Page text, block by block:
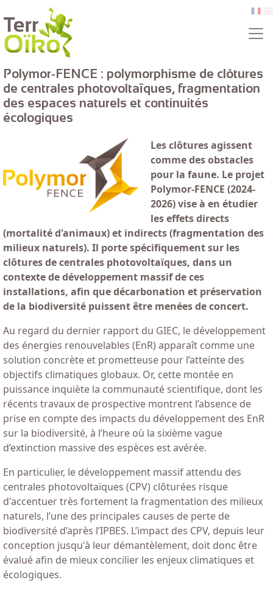
Aller au contenu principal fr
Polymor-FENCE : polymorphisme de clôtures
de centrales photovoltaïques, fragmentation
des espaces naturels et continuités
écologiques
Les clôtures agissent
comme des obstacles
pour la faune. Le projet
Polymor-FENCE (2024-
2026) vise à en étudier
les effets directs
(mortalité d'animaux) et indirects (fragmentation des
milieux naturels). Il porte spécifiquement sur les
clôtures de centrales photovoltaïques, dans un
contexte de développement massif de ces
installations, afin que décarbonation et préservation
de la biodiversité puissent être menées de concert.
Au regard du dernier rapport du GIEC, le développement
des énergies renouvelables (EnR) apparaît comme une
solution concrète et prometteuse pour l’atteinte des
objectifs climatiques globaux. Or, cette montée en
puissance inquiète la communauté scientifique, dont les
récents travaux de prospective montrent l’absence de
prise en compte des impacts du développement des EnR
sur la biodiversité, à l’heure où la sixième vague
d’extinction massive des espèces est avérée.
En particulier, le développement massif attendu des
centrales photovoltaïques (CPV) clôturées risque
d'accentuer très fortement la fragmentation des milieux
naturels, l’une des principales causes de perte de
biodiversité d’après l’IPBES. L’impact des CPV, depuis leur
conception jusqu'à leur démantèlement, doit donc être
évalué afin de mieux concilier les enjeux climatiques et
écologiques.